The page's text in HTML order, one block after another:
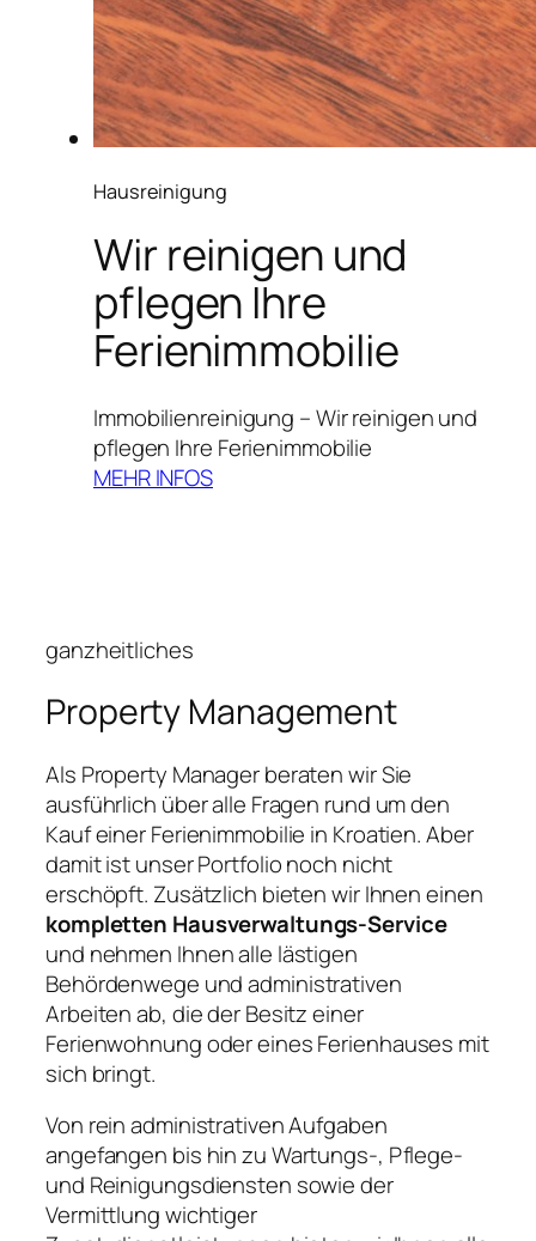
Hausreinigung
Wir reinigen und
pflegen Ihre
Ferienimmobilie
Immobilienreinigung – Wir reinigen und
pflegen Ihre Ferienimmobilie
MEHR INFOS
ganzheitliches
Property Management
Als Property Manager beraten wir Sie
ausführlich über alle Fragen rund um den
Kauf einer Ferienimmobilie in Kroatien. Aber
damit ist unser Portfolio noch nicht
erschöpft. Zusätzlich bieten wir Ihnen einen
kompletten Hausverwaltungs-Service
und nehmen Ihnen alle lästigen
Behördenwege und administrativen
Arbeiten ab, die der Besitz einer
Ferienwohnung oder eines Ferienhauses mit
sich bringt.
Von rein administrativen Aufgaben
angefangen bis hin zu Wartungs-, Pflege-
und Reinigungsdiensten sowie der
Vermittlung wichtiger